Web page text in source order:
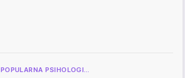
POPULARNA PSIHOLOGI…